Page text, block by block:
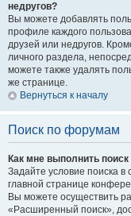
недругов?
Вы можете добавлять
профиле каждого
друзей или недругов.
личного раздела,
можете также удалять
же странице.
Вернуться к началу
Поиск по форумам
Как мне выполнить
Задайте условие поиска
главной странице
Вы можете осуществить
«Расширенный поиск»,